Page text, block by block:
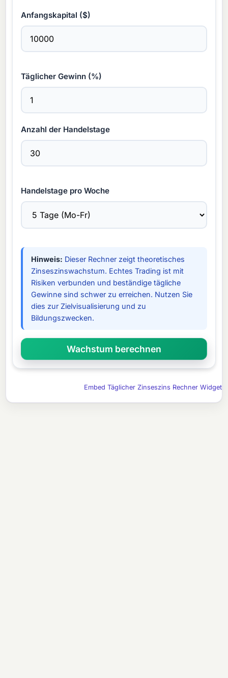
Anfangskapital ($)
Täglicher Gewinn (%)
Anzahl der Handelstage
Handelstage pro Woche
Hinweis: Dieser Rechner zeigt theoretisches
Zinseszinswachstum. Echtes Trading ist mit
Risiken verbunden und beständige tägliche
Gewinne sind schwer zu erreichen. Nutzen Sie
dies zur Zielvisualisierung und zu
Bildungszwecken.
Embed Täglicher Zinseszins Rechner Widget